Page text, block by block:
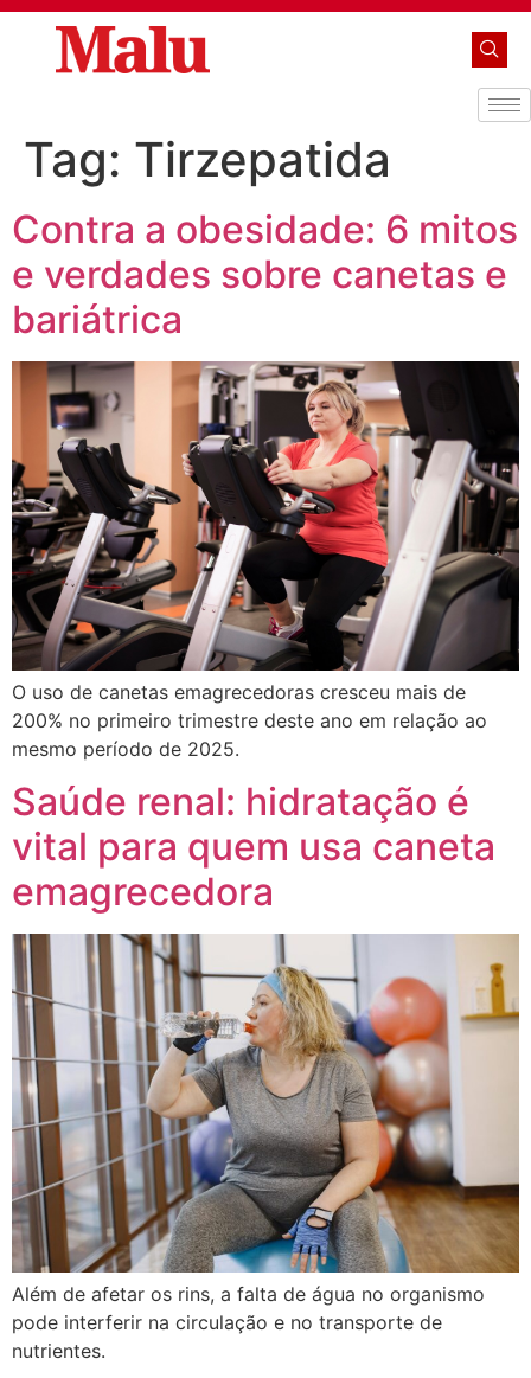
Tag: Tirzepatida
Contra a obesidade: 6 mitos
e verdades sobre canetas e
bariátrica
O uso de canetas emagrecedoras cresceu mais de
200% no primeiro trimestre deste ano em relação ao
mesmo período de 2025.
Saúde renal: hidratação é
vital para quem usa caneta
emagrecedora
Além de afetar os rins, a falta de água no organismo
pode interferir na circulação e no transporte de
nutrientes.